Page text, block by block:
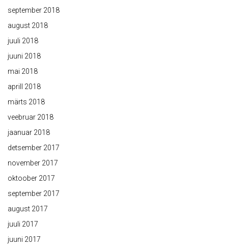
september 2018
august 2018
juuli 2018
juuni 2018
mai 2018
aprill 2018
märts 2018
veebruar 2018
jaanuar 2018
detsember 2017
november 2017
oktoober 2017
september 2017
august 2017
juuli 2017
juuni 2017